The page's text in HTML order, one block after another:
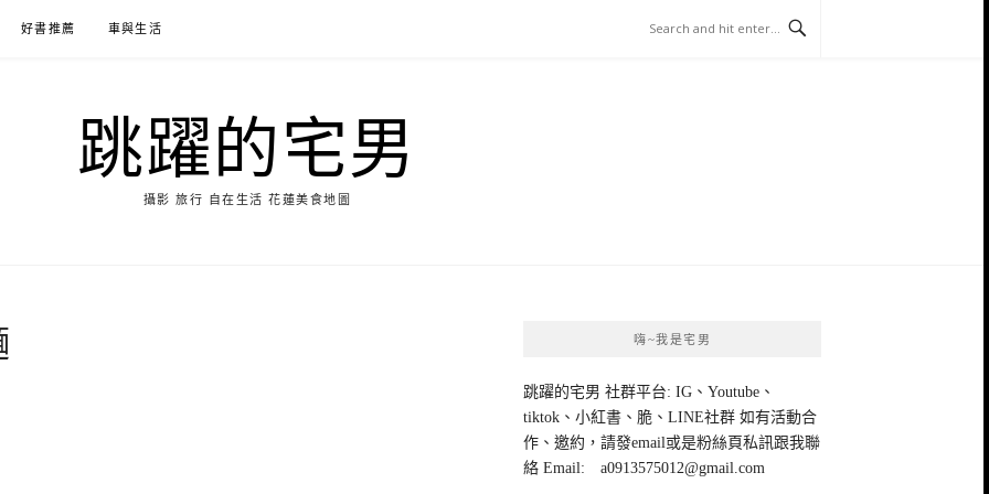
好書推薦 車與生活
跳躍的宅男
攝影 旅行 自在生活 花蓮美食地圖
嗨~我是宅男
跳躍的宅男 社群平台: IG、Youtube、
tiktok、小紅書、脆、LINE社群 如有活動合
作、邀約，請發email或是粉絲頁私訊跟我聯
絡 Email: a0913575012@gmail.com